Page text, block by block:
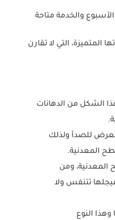
والخدمة متاحة
التي لا تقارن
الشكل من الدهانات
للصدأ ولذلك
المعدنية.
ومن
تتنفس ولا
النوع